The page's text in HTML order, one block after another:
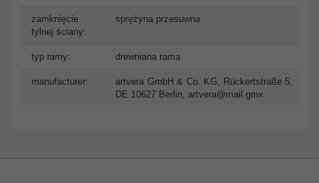
zamknięcie
tylnej ściany:
sprężyna przesuwna
typ ramy: drewniana rama
manufacturer:
artvera GmbH & Co. KG, Rückertstraße 5,
DE 10627 Berlin, artvera@mail.gmx